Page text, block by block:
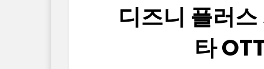
디즈니 플러
타